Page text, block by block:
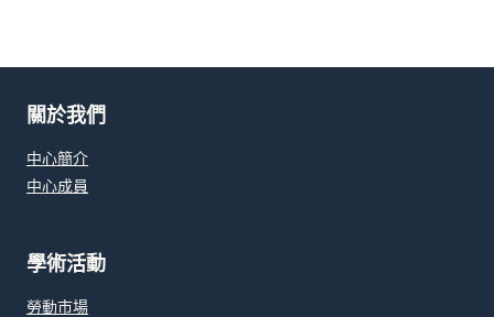
關於我們
中心簡介
中心成員
學術活動
勞動市場